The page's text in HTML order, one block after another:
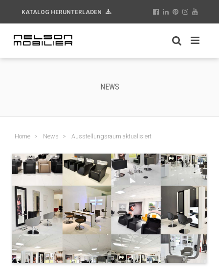
KATALOG HERUNTERLADEN
NEWS
Home News Ausstellungsraum aktualisiert